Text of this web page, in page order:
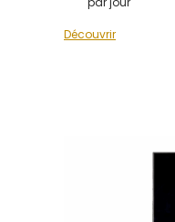
Découvrir